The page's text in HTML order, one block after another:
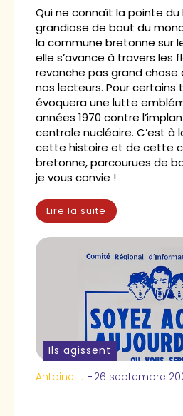
Qui ne connaît la pointe du
grandiose de bout du
la commune bretonne sur
elle s’avance à travers les
revanche pas grand chose
nos lecteurs. Pour certains
évoquera une lutte
années 1970 contre
centrale nucléaire. C’est à
cette histoire et de cette
bretonne, parcourues de
je vous convie !
Lire la suite
Ils agissent
Antoine L. - 26 septembre